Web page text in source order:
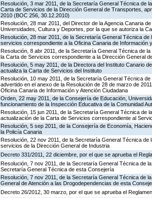
Resolución, 3 mar 2011, de la Secretaría General Técnica
Carta de Servicios de la Dirección General de Transportes,
2010 (BOC 256, 30.12.2010)
Resolución, 28 mar 2011, del Director de la Agencia Canaria
Universidades, Cultura y Deportes, por la que se autoriza la
Resolución, 28 mar 2011, de la Secretaría General Técnica
servicios correspondiente a la Oficina Canaria de Información
Resolución, 8 abr 2011, de la Secretaría General Técnica de
la Carta de Servicios correspondiente a la Dirección General
Resolución, 5 may 2011, de la Directora del Instituto Canario
actualiza la Carta de Servicios del Instituto
Resolución, 10 may 2011, de la Secretaría General Técnica
advertido en el anexo de la Resolución de 28 de marzo de
Oficina Canaria de Información y Atención Ciudadana
Orden, 22 may 2011, de la Consejería de Educación,
funcionamiento de la Inspección Educativa de la Comunidad
Resolución, 15 jun 2011, de la Secretaría General Técnica
actualización de la Carta de Servicios correspondiente al
Resolución, 5 sep 2011, de la Consejería de Economía,
la Policía Canaria
Resolución, 22 nov 2011, de la Secretaría General Técnica
servicios de la Dirección General de Industria
Decreto 331/2011, 22 diciembre, por el que se aprueba el
Resolución, 7 nov 2011, de la Secretaría General Técnica de
Secretaría General Técnica de esta Consejería
Resolución, 7 nov 2011, de la Secretaría General Técnica de
General de Atención a las Drogodependencias de esta
Decreto 26/2012, 30 marzo, por el que se aprueba el